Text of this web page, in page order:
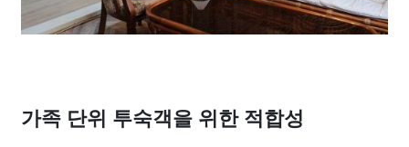
가족 단위 투숙객을 위한 적합성